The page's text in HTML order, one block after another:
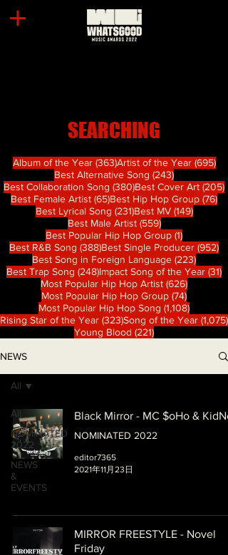
SEARCHING
Album of the Year (363)363 篇文章
Artist of the Year (695)
Best Alternative Song (243)243 篇文章
Best Collaboration Song (380)380 篇文章
Best Cover Art (205)
Best Female Artist (65)65 篇文章
Best Hip Hop Group (76)76
Best Lyrical Song (231)231 篇文章
Best MV (149)149 篇文
Best Male Artist (559)559 篇文章
Best Popular Hip Hop Group (1)1 篇文章
Best R&B Song (388)388 篇文章
Best Single Producer (952)
Best Song in Foreign Language (223)223 篇
Best Trap Song (248)248 篇文章
Impact Song of the Year (31)
Most Popular Hip Hop Artist (626)626 篇文
Most Popular Hip Hop Group (74)74 篇文章
Most Popular Hip Hop Song (1,108)1,108 篇
Rising Star of the Year (323)323 篇文章
Song of the Year (1,075)
Young Blood (221)221 篇文章
NEWS
All
NOMINATED
2022
NEWS
&
EVENTS
All
Black Mirror - MC $oHo &
NOMINATED 2022
editor7365
2021年11月23日
MIRROR FREESTYLE - Novel
Friday